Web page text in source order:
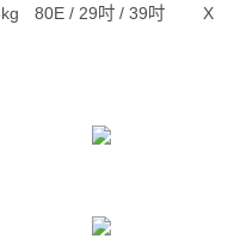
80E / 29吋 / 39吋 X